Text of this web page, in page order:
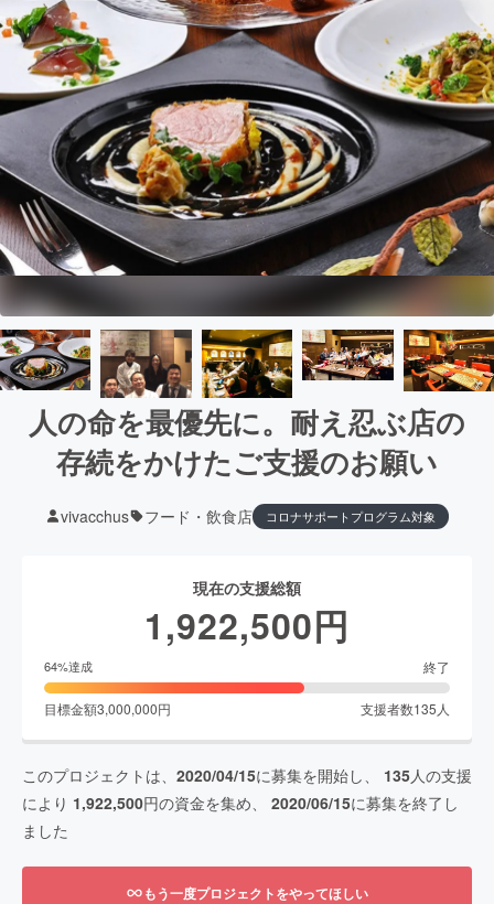
人の命を最優先に。耐え忍ぶ店の
存続をかけたご支援のお願い
vivacchus フード・飲食店 コロナサポートプログラム対象
現在の支援総額
1,922,500円
64%達成 終了
目標金額3,000,000円 支援者数135 人
このプロジェクトは、 2020/04/15に募集を開始し、 135人の支援
により 1,922,500円の資金を集め、 2020/06/15に募集を終了し
ました
もう一度プロジェクトをやってほしい